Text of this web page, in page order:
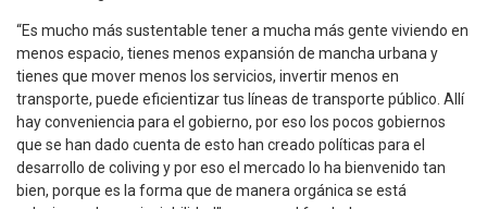
“Es mucho más sustentable tener a mucha más gente viviendo en
menos espacio, tienes menos expansión de mancha urbana y
tienes que mover menos los servicios, invertir menos en
transporte, puede eficientizar tus líneas de transporte público. Allí
hay conveniencia para el gobierno, por eso los pocos gobiernos
que se han dado cuenta de esto han creado políticas para el
desarrollo de coliving y por eso el mercado lo ha bienvenido tan
bien, porque es la forma que de manera orgánica se está